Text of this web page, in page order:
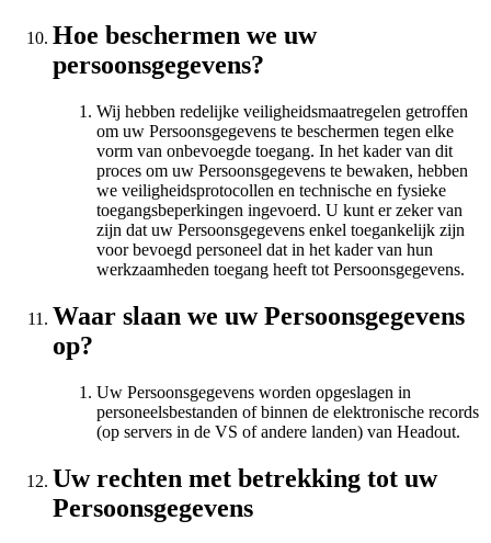
Hoe beschermen we uw
persoonsgegevens?
Wij hebben redelijke veiligheidsmaatregelen getroffen
om uw Persoonsgegevens te beschermen tegen elke
vorm van onbevoegde toegang. In het kader van dit
proces om uw Persoonsgegevens te bewaken, hebben
we veiligheidsprotocollen en technische en fysieke
toegangsbeperkingen ingevoerd. U kunt er zeker van
zijn dat uw Persoonsgegevens enkel toegankelijk zijn
voor bevoegd personeel dat in het kader van hun
werkzaamheden toegang heeft tot Persoonsgegevens.
Waar slaan we uw Persoonsgegevens
op?
Uw Persoonsgegevens worden opgeslagen in
personeelsbestanden of binnen de elektronische records
(op servers in de VS of andere landen) van Headout.
Uw rechten met betrekking tot uw
Persoonsgegevens